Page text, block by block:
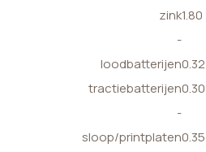
zink1.80
-
loodbatterijen0.32
tractiebatterijen0.30
-
sloop/printplaten0.35